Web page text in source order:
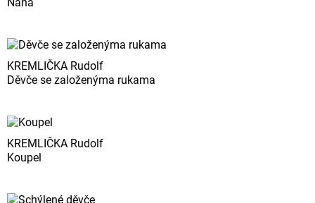
KREMLIČKA Rudolf
Děvče se založenýma rukama
KREMLIČKA Rudolf
Koupel